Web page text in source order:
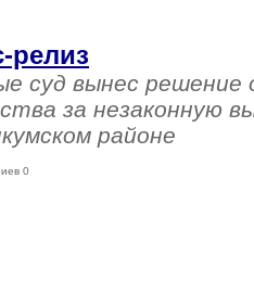
релиз
суд вынес решение
за незаконную
районе
0